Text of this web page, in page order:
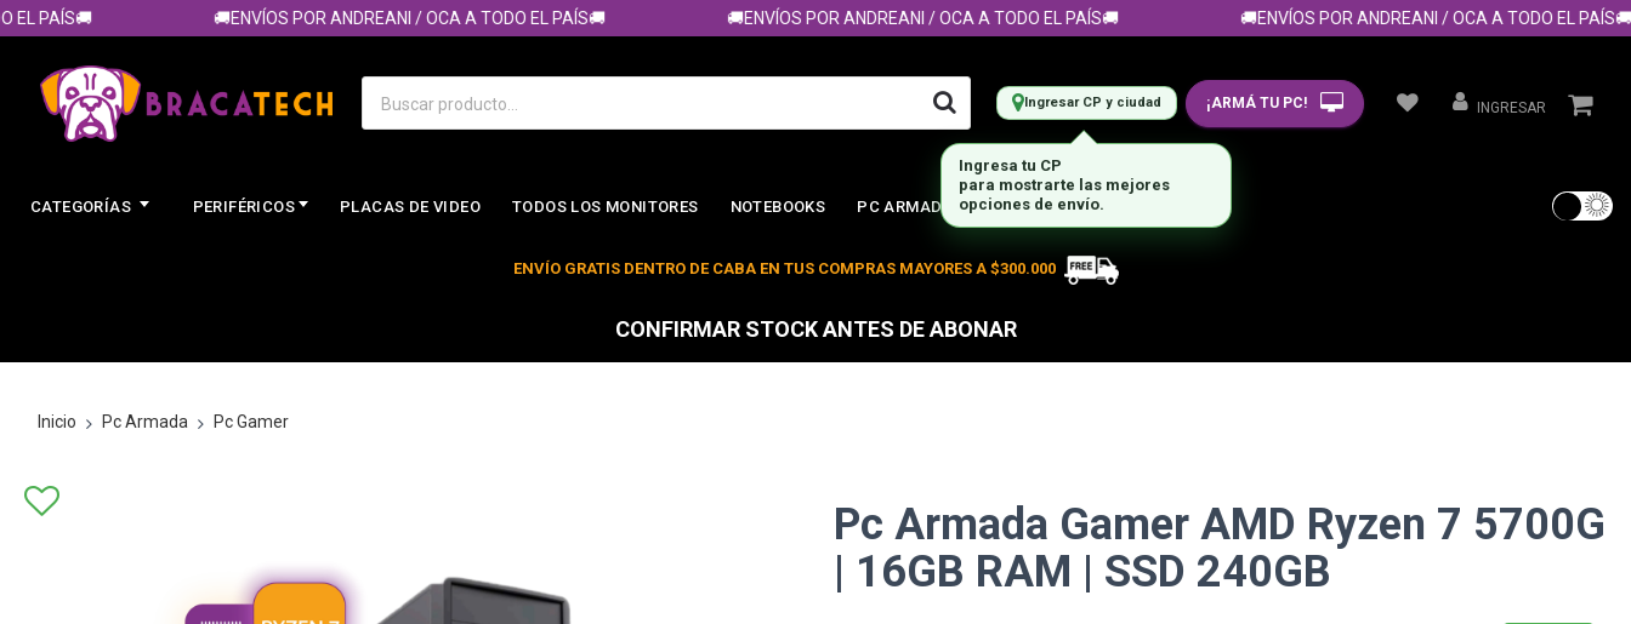
PAÍS🚚 🚚ENVÍOS POR ANDREANI / OCA A TODO EL PAÍS🚚 🚚ENVÍOS POR ANDREANI / OCA A TODO EL PAÍS🚚 🚚ENVÍOS POR ANDREANI / OCA A TODO EL PAÍS🚚
Ingresar CP y ciudad ¡ARMÁ TU PC! INGRESAR
CATEGORÍAS PERIFÉRICOS PLACAS DE VIDEO TODOS LOS MONITORES NOTEBOOKS PC ARMADA
ENVÍO GRATIS DENTRO DE CABA EN TUS COMPRAS MAYORES A $300.000
CONFIRMAR STOCK ANTES DE ABONAR
Inicio Pc Armada Pc Gamer
Pc Armada Gamer AMD Ryzen 7 5700G
| 16GB RAM | SSD 240GB
Ingresa tu CP
para mostrarte las mejores
opciones de envío.